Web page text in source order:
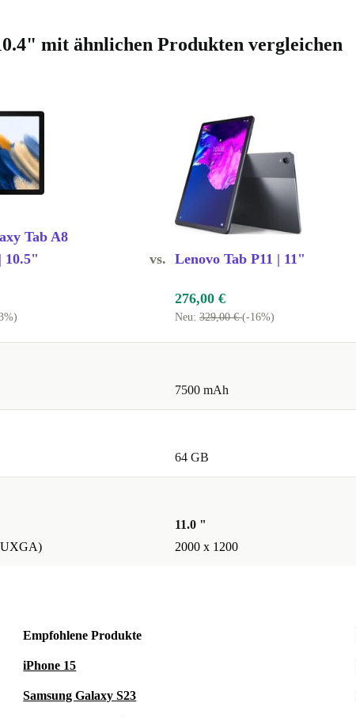
Einscannen
mit
-
-
🌱.
mit ähnlichen Produkten vergleichen
Tab A8
10.5"
vs. Lenovo Tab P11 | 11"
276,00 €
Neu: 329,00 €(-16%)
7500 mAh
64 GB
11.0 "
2000 x 1200
Empfohlene Produkte
iPhone 15
Samsung Galaxy S23